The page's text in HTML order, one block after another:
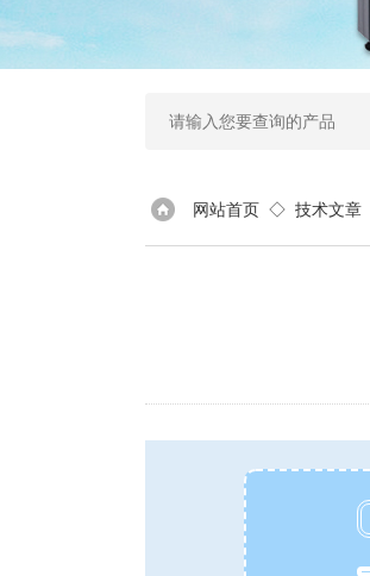
网站首页 ◇ 技术文章